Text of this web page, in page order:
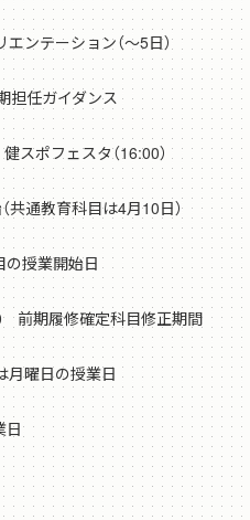
ョン（～5日）
任ガイダンス
スタ（16:00）
教育科目は4月10日）
授業開始日
前期履修確定科目修正期間
月曜日の授業日